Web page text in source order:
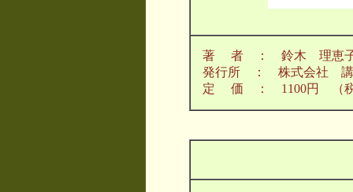
著 者 ： 鈴木 理恵
発行所 ： 株式会社 講
定 価 ： 1100円 （